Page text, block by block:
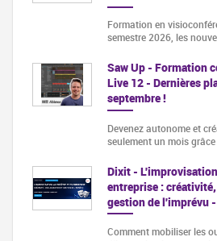
Formation en
semestre 2026, les
Saw Up - Formation
Live 12 - Dernières
septembre !
Devenez autonome et
seulement un mois grâce
Dixit -
entreprise :
gestion de l'imprévu
Comment mobiliser les